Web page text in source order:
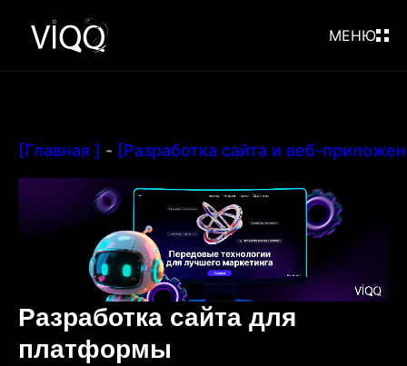
МЕНЮ
[Главная ] - [Разработка сайта и веб-
Разработка сайта для
платформы